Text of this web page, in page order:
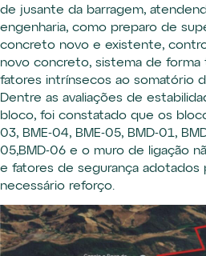
de jusante da barragem,
engenharia, como preparo de
concreto novo e existente,
novo concreto, sistema de forma
fatores intrínsecos ao somatório
Dentre as avaliações de
bloco, foi constatado que os
03, BME-04, BME-05, BMD-01,
05,BMD-06 e o muro de ligação
e fatores de segurança adotados
necessário reforço.